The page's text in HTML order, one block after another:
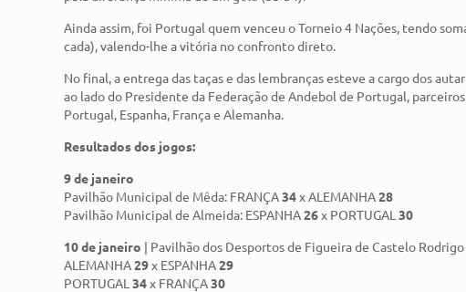
Ainda assim, foi Portugal quem venceu o Torneio 4 Nações, tendo
cada), valendo-lhe a vitória no confronto direto.
No final, a entrega das taças e das lembranças esteve a cargo dos
ao lado do Presidente da Federação de Andebol de Portugal,
Portugal, Espanha, França e Alemanha.
Resultados dos jogos:
9 de janeiro
Pavilhão Municipal de Mêda: FRANÇA34x ALEMANHA28
Pavilhão Municipal de Almeida: ESPANHA26x PORTUGAL30
10 de janeiro | Pavilhão dos Desportos de Figueira de Castelo Rodrigo
ALEMANHA29x ESPANHA29
PORTUGAL34x FRANÇA30